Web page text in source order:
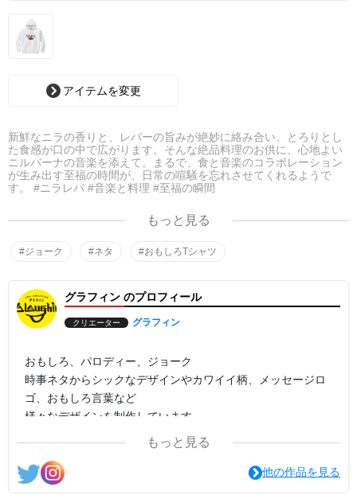
アイテムを変更
新鮮なニラの香りと、レバーの旨みが絶妙に絡み合い、とろりとし
た食感が口の中で広がります。そんな絶品料理のお供に、心地よい
ニルバーナの音楽を添えて。まるで、食と音楽のコラボレーション
が生み出す至福の時間が、日常の喧騒を忘れさせてくれるようで
す。 #ニラレバ #音楽と料理 #至福の瞬間
もっと見る
#ジョーク #ネタ #おもしろTシャツ
グラフィン のプロフィール
クリエーター グラフィン
おもしろ、パロディー、ジョーク
時事ネタからシックなデザインやカワイイ柄、メッセージロ
ゴ、おもしろ言葉など
様々なデザインを制作しています。
もっと見る
他の作品を見る